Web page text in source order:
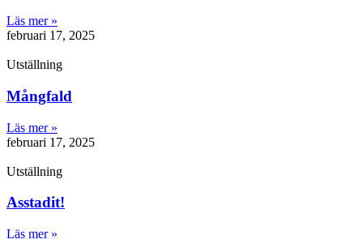
Läs mer »
februari 17, 2025
Utställning
Mångfald
Läs mer »
februari 17, 2025
Utställning
Asstadit!
Läs mer »